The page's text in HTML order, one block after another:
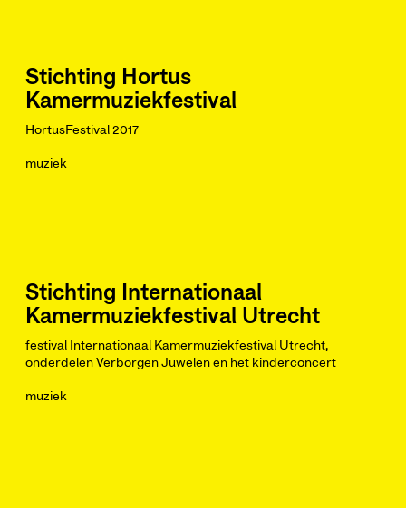
Stichting Hortus
Kamermuziekfestival
HortusFestival 2017
muziek
Stichting Internationaal
Kamermuziekfestival Utrecht
festival Internationaal Kamermuziekfestival Utrecht,
onderdelen Verborgen Juwelen en het kinderconcert
muziek